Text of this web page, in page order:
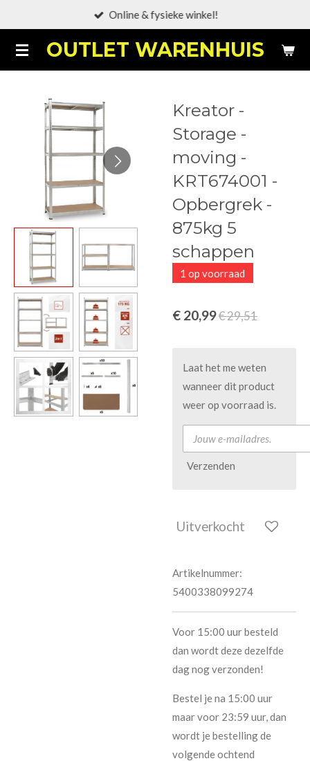
naar
de
OUTLET WARENHUIS
Online & fysieke winkel!
Kreator -
Storage -
moving -
KRT674001 -
Opbergrek -
875kg 5
schappen
1 op voorraad
€ 20,99€ 29,51
Laat het me weten
wanneer dit product
weer op voorraad is.
Verzenden
Uitverkocht
Artikelnummer:
5400338099274
Voor 15:00 uur besteld
dan wordt deze dezelfde
dag nog verzonden!
Bestel je na 15:00 uur
maar voor 23:59 uur, dan
wordt je bestelling de
volgende ochtend